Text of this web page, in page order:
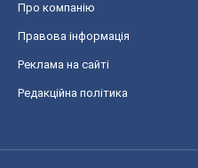
Про компанію
Правова інформація
Реклама на сайті
Редакційна політика